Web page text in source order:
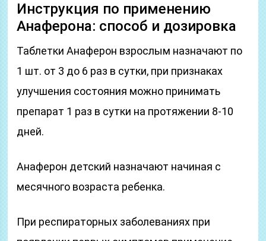
Инструкция по применению
Анаферона: способ и дозировка
Таблетки Анаферон взрослым назначают по
1 шт. от 3 до 6 раз в сутки, при признаках
улучшения состояния можно принимать
препарат 1 раз в сутки на протяжении 8-10
дней.
Анаферон детский назначают начиная с
месячного возраста ребенка.
При респираторных заболеваниях при